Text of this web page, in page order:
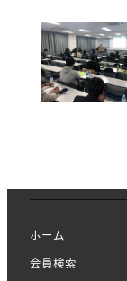
ホーム
会員検索